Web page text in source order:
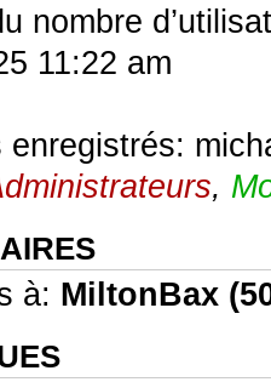
nombre
11:22 am
enregistrés:
,
à: MiltonBax